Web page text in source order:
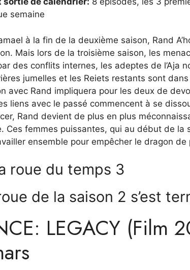
semaine
à la fin de la deuxième saison, Rand
Mais lors de la troisième saison, les
des conflits internes, les adeptes de l’Aja
jumelles et les Reiets restants sont
avec Rand impliquera pour les deux de
liens avec le passé commencent à se
Rand devient de plus en plus
Ces femmes puissantes, qui au début de la
ensemble pour empêcher le dragon de
roue du temps 3
de la saison 2 s’est
LEGACY (Film